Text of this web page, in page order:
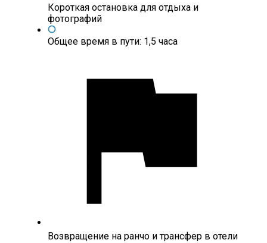
Короткая остановка для отдыха и
фотографий
Общее время в пути: 1,5 часа
Возвращение на ранчо и трансфер в отели